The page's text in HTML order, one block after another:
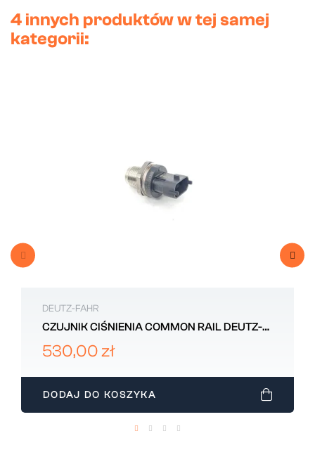
4 innych produktów w tej samej
kategorii:
DEUTZ-FAHR
CZUJNIK CIŚNIENIA COMMON RAIL DEUTZ-
FAHR 090022722
530,00 zł
DODAJ DO KOSZYKA